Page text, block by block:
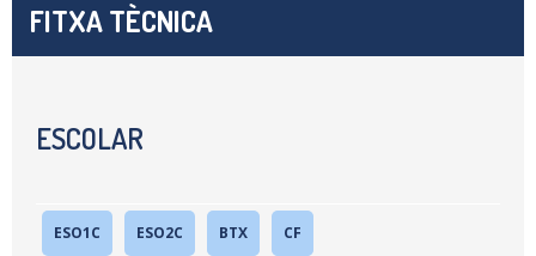
FITXA TÈCNICA
ESCOLAR
ESO1C ESO2C BTX CF